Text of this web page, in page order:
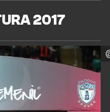
2017